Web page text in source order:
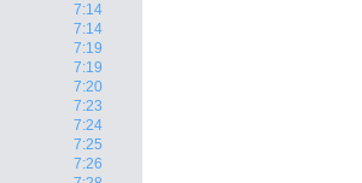
7:14
7:14
7:19
7:19
7:20
7:23
7:24
7:25
7:26